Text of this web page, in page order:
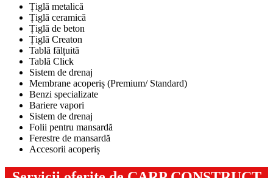
Țiglă metalică
Țiglă ceramică
Țiglă de beton
Țiglă Creaton
Tablă fălțuită
Tablă Click
Sistem de drenaj
Membrane acoperiș (Premium/ Standard)
Benzi specializate
Bariere vapori
Sistem de drenaj
Folii pentru mansardă
Ferestre de mansardă
Accesorii acoperiș